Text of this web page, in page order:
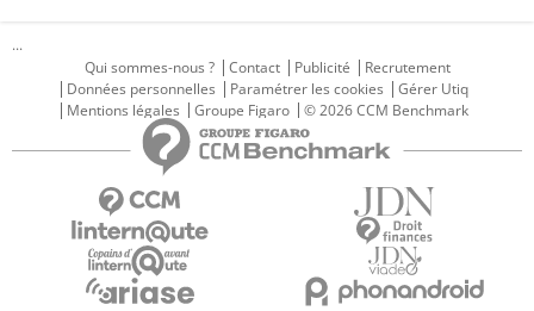
...
Qui sommes-nous ?
Contact Publicité
Recrutement
Données personnelles
Paramétrer les cookies
Gérer Utiq
Mentions légales
Groupe Figaro © 2026 CCM Benchmark